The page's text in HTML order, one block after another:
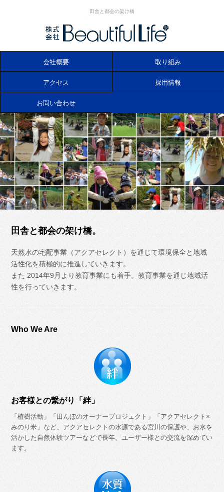
田舎と都会の架け橋
会社概要 取り組み
アクセス 採用情報
お問い合わせ
田舎と都会の架け橋。
天然水の宅配事業（アクアセレクト）を通じて環境保全と地域
活性化を積極的に推進していきます。
また 2014年9月より教育事業にも着手。教育事業を通じ地域活
性を行っていきます。
Who We Are
お客様との繋がり「絆」
「植樹活動」「田んぼのオーナープロジェクト」「アクアセレクト×
みのり米」など、アクアセレクトの水源である宮川の保護や、お水を
活かした自然体験ツアーなどで長年、ユーザー様との交流を深めてい
ます。